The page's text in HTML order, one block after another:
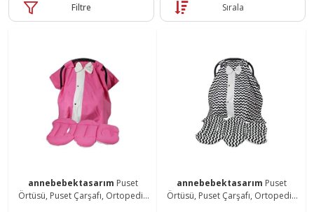
Filtre Sırala
annebebektasarım Puset
Örtüsü, Puset Çarşafı, Ortopedik
annebebektasarım Puset
Örtüsü, Puset Çarşafı, Ortopedik